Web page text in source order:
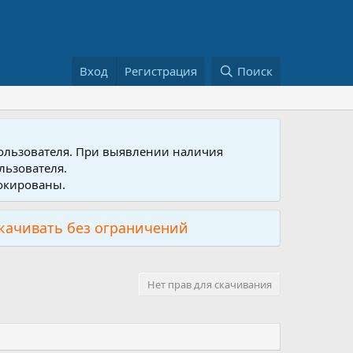
Вход Регистрация Поиск
При выявлении наличия
без ограничений
Нет прав для скачивания